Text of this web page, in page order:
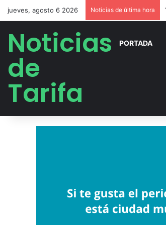
jueves, agosto 6 2026 Noticias de última hora
Noticias
de
Tarifa
PORTADA